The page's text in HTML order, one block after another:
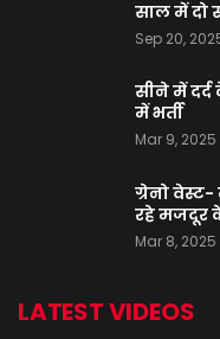
साल में दो
Sep 20,
सीने में
में भर्ती
Mar 9, 2025
ग्रेनो
रहे मजदूर
Mar 8, 2025
LATEST VIDEOS